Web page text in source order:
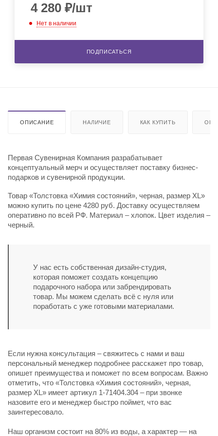
4 280 ₽/шт
Нет в наличии
ПОДПИСАТЬСЯ
ОПИСАНИЕ НАЛИЧИЕ КАК КУПИТЬ
Первая Сувенирная Компания разрабатывает
концептуальный мерч и осуществляет поставку бизнес-
подарков и сувенирной продукции.
Товар «Толстовка «Химия состояний», черная, размер XL»
можно купить по цене 4280 руб. Доставку осуществляем
оперативно по всей РФ. Материал – хлопок. Цвет изделия –
черный.
У нас есть собственная дизайн-студия,
которая поможет создать концепцию
подарочного набора или забрендировать
товар. Мы можем сделать всё с нуля или
поработать с уже готовыми материалами.
Если нужна консультация – свяжитесь с нами и ваш
персональный менеджер подробнее расскажет про товар,
опишет преимущества и поможет по всем вопросам. Важно
отметить, что «Толстовка «Химия состояний», черная,
размер XL» имеет артикул 1-71404.304 – при звонке
назовите его и менеджер быстро поймет, что вас
заинтересовало.
Наш организм состоит на 80% из воды, а характер — на